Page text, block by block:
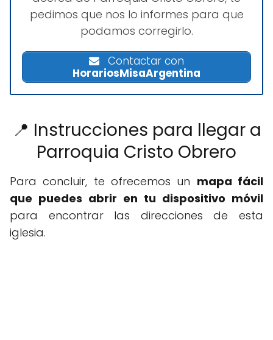
pedimos que nos lo informes para que
podamos corregirlo.
Contactar con
HorariosMisaArgentina
📍 Instrucciones para llegar a
Parroquia Cristo Obrero
Para concluir, te ofrecemos un mapa fácil
que puedes abrir en tu dispositivo móvil
para encontrar las direcciones de esta
iglesia.